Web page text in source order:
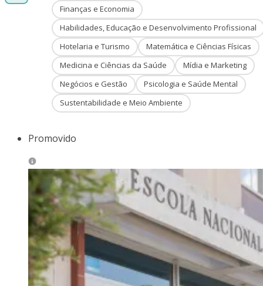
Finanças e Economia
Habilidades, Educação e Desenvolvimento Profissional
Hotelaria e Turismo
Matemática e Ciências Físicas
Medicina e Ciências da Saúde
Mídia e Marketing
Negócios e Gestão
Psicologia e Saúde Mental
Sustentabilidade e Meio Ambiente
Promovido